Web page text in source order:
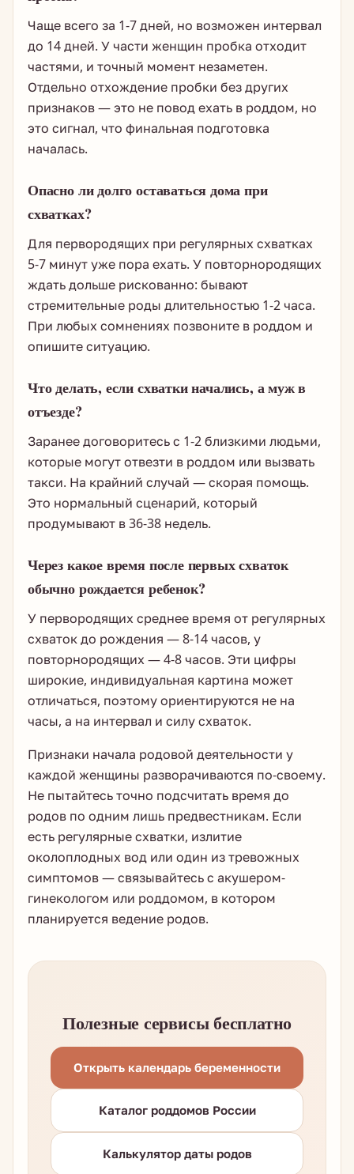
Чаще всего за 1-7 дней, но возможен интервал
до 14 дней. У части женщин пробка отходит
частями, и точный момент незаметен.
Отдельно отхождение пробки без других
признаков — это не повод ехать в роддом, но
это сигнал, что финальная подготовка
началась.
Опасно ли долго оставаться дома при
схватках?
Для первородящих при регулярных схватках
5-7 минут уже пора ехать. У повторнородящих
ждать дольше рискованно: бывают
стремительные роды длительностью 1-2 часа.
При любых сомнениях позвоните в роддом и
опишите ситуацию.
Что делать, если схватки начались, а муж в
отъезде?
Заранее договоритесь с 1-2 близкими людьми,
которые могут отвезти в роддом или вызвать
такси. На крайний случай — скорая помощь.
Это нормальный сценарий, который
продумывают в 36-38 недель.
Через какое время после первых схваток
обычно рождается ребенок?
У первородящих среднее время от регулярных
схваток до рождения — 8-14 часов, у
повторнородящих — 4-8 часов. Эти цифры
широкие, индивидуальная картина может
отличаться, поэтому ориентируются не на
часы, а на интервал и силу схваток.
Признаки начала родовой деятельности у
каждой женщины разворачиваются по-своему.
Не пытайтесь точно подсчитать время до
родов по одним лишь предвестникам. Если
есть регулярные схватки, излитие
околоплодных вод или один из тревожных
симптомов — связывайтесь с акушером-
гинекологом или роддомом, в котором
планируется ведение родов.
Полезные сервисы бесплатно
Открыть календарь беременности
Каталог роддомов России
Калькулятор даты родов